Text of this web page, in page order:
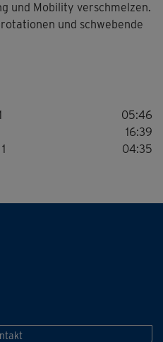
und Mobility verschmelzen.
und schwebende
fordern, deine
dich hoffentlich zum05:46
16:39
04:35